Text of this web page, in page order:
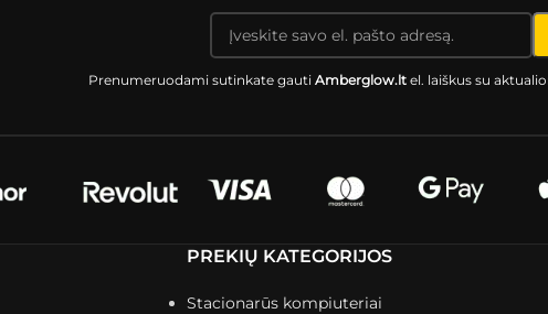
Prenumeruodami sutinkate gautiAmberglow.lt el. laiškus su
PREKIŲ KATEGORIJOS
Stacionarūs kompiuteriai